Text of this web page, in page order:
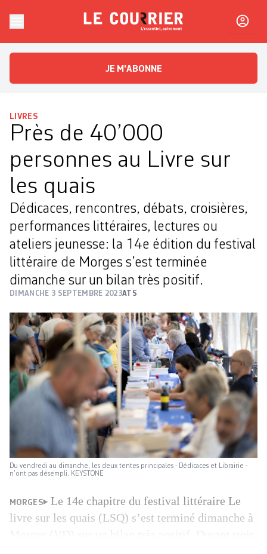
Le CourrierL'essentiel, autrement
JE M'ABONNE
LIVRES
Près de 40’000
personnes au Livre sur
les quais
Dédicaces, rencontres, débats, croisières,
performances littéraires, lectures ou
ateliers jeunesse: la 14e édition du festival
littéraire de Morges s’est terminée
dimanche sur un bilan très positif.
DIMANCHE 3 SEPTEMBRE 2023ATS
Du vendredi au dimanche, les deux tentes principales - Dédicaces et Librairie -
n’ont pas désempli. KEYSTONE
MORGES
Le 14e chapitre du festival littéraire Le
livre sur les quais (LSQ) s’est terminé dimanche à